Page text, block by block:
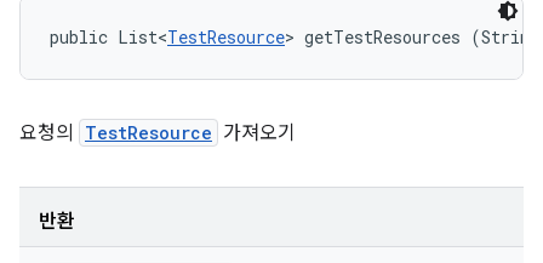
public List<TestResource> getTestResources
요청의 TestResource 가져오기
반환